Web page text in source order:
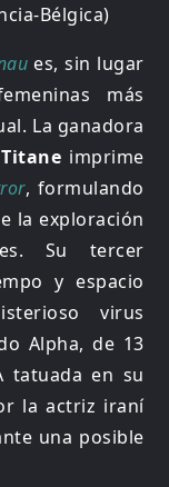
Bélgica)
es, sin lugar
más
La ganadora
Titane imprime
, formulando
la exploración
Su tercer
y espacio
virus
Alpha, de 13
tatuada en su
la actriz iraní
una posible